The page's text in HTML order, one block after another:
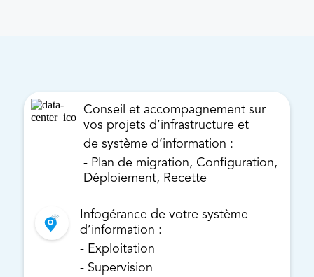
Conseil et accompagnement sur
vos projets d’infrastructure et
de système d’information :
- Plan de migration, Configuration,
Déploiement, Recette
Infogérance de votre système
d’information :
- Exploitation
- Supervision